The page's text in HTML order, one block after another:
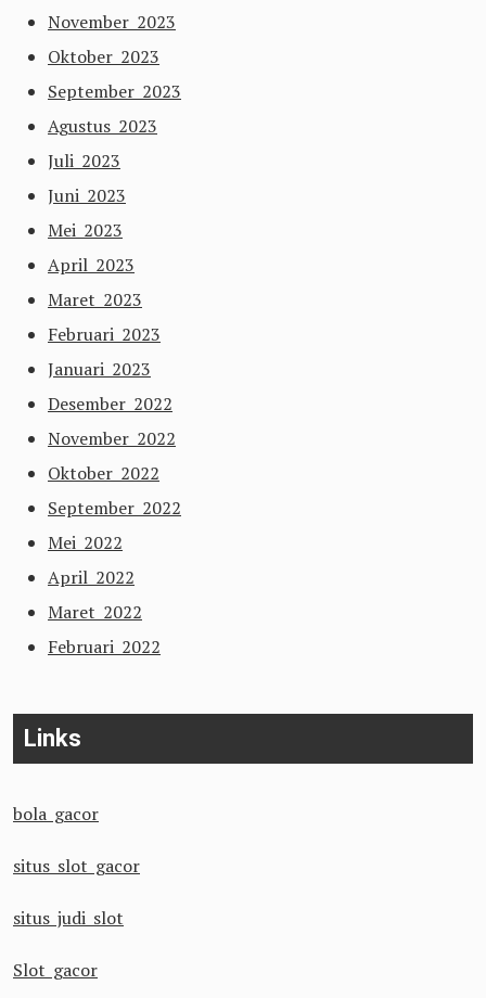
November 2023
Oktober 2023
September 2023
Agustus 2023
Juli 2023
Juni 2023
Mei 2023
April 2023
Maret 2023
Februari 2023
Januari 2023
Desember 2022
November 2022
Oktober 2022
September 2022
Mei 2022
April 2022
Maret 2022
Februari 2022
Links
bola gacor
situs slot gacor
situs judi slot
Slot gacor